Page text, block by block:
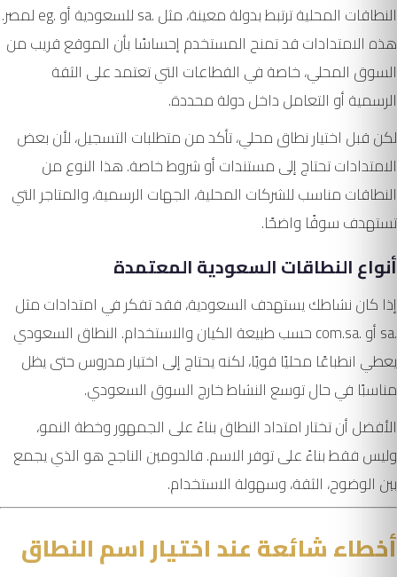
النطاقات المحلية ترتبط بدولة معينة، مثل .sa للسعودية أو .eg لمصر.
هذه الامتدادات قد تمنح المستخدم إحساسًا بأن الموقع قريب من
السوق المحلي، خاصة في القطاعات التي تعتمد على الثقة
الرسمية أو التعامل داخل دولة محددة.
لكن قبل اختيار نطاق محلي، تأكد من متطلبات التسجيل، لأن بعض
الامتدادات تحتاج إلى مستندات أو شروط خاصة. هذا النوع من
النطاقات مناسب للشركات المحلية، الجهات الرسمية، والمتاجر التي
تستهدف سوقًا واضحًا.
أنواع النطاقات السعودية المعتمدة
إذا كان نشاطك يستهدف السعودية، فقد تفكر في امتدادات مثل
.sa أو .com.sa حسب طبيعة الكيان والاستخدام. النطاق السعودي
يعطي انطباعًا محليًا قويًا، لكنه يحتاج إلى اختيار مدروس حتى يظل
مناسبًا في حال توسع النشاط خارج السوق السعودي.
الأفضل أن تختار امتداد النطاق بناءً على الجمهور وخطة النمو،
وليس فقط بناءً على توفر الاسم. فالدومين الناجح هو الذي يجمع
بين الوضوح، الثقة، وسهولة الاستخدام.
أخطاء شائعة عند اختيار اسم النطاق